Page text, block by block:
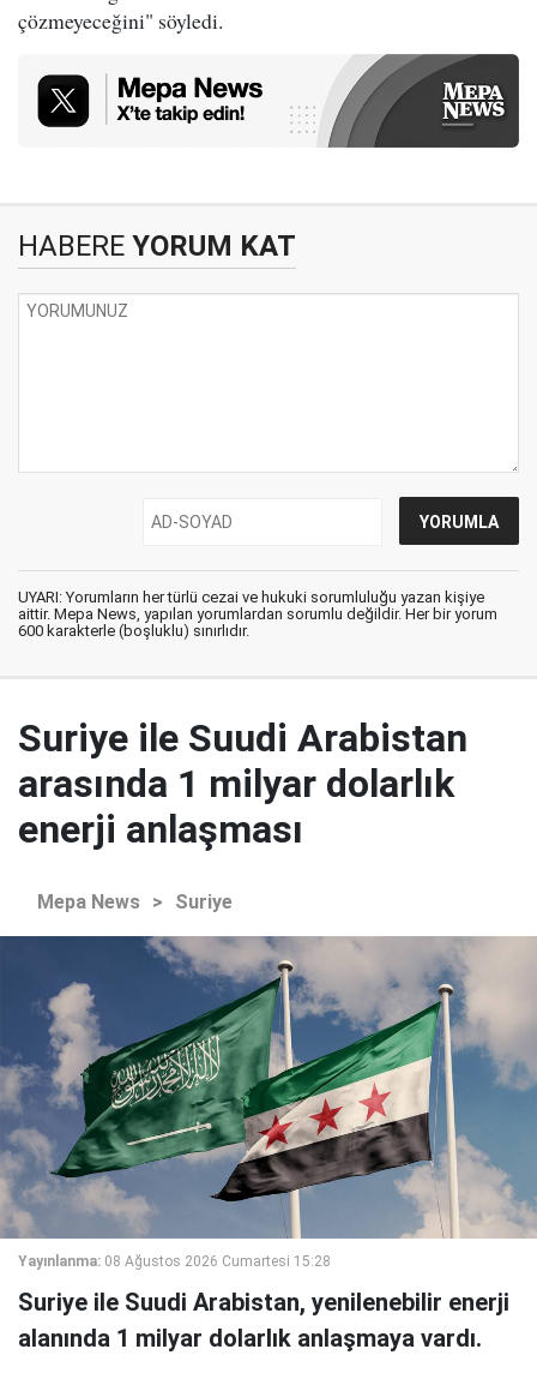
çözmeyeceğini" söyledi.
HABERE YORUM KAT
UYARI: Yorumların her türlü cezai ve hukuki sorumluluğu yazan kişiye
aittir. Mepa News, yapılan yorumlardan sorumlu değildir. Her bir yorum
600 karakterle (boşluklu) sınırlıdır.
Suriye ile Suudi Arabistan
arasında 1 milyar dolarlık
enerji anlaşması
Mepa News > Suriye
Yayınlanma: 08 Ağustos 2026 Cumartesi 15:28
Suriye ile Suudi Arabistan, yenilenebilir enerji
alanında 1 milyar dolarlık anlaşmaya vardı.